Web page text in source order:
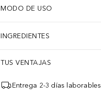
MODO DE USO
INGREDIENTES
TUS VENTAJAS
Entrega 2-3 días laborables